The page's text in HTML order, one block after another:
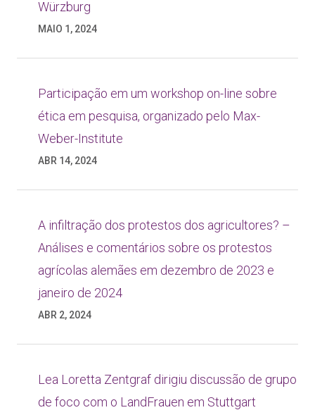
Würzburg
MAIO 1, 2024
Participação em um workshop on-line sobre
ética em pesquisa, organizado pelo Max-
Weber-Institute
ABR 14, 2024
A infiltração dos protestos dos agricultores? –
Análises e comentários sobre os protestos
agrícolas alemães em dezembro de 2023 e
janeiro de 2024
ABR 2, 2024
Lea Loretta Zentgraf dirigiu discussão de grupo
de foco com o LandFrauen em Stuttgart